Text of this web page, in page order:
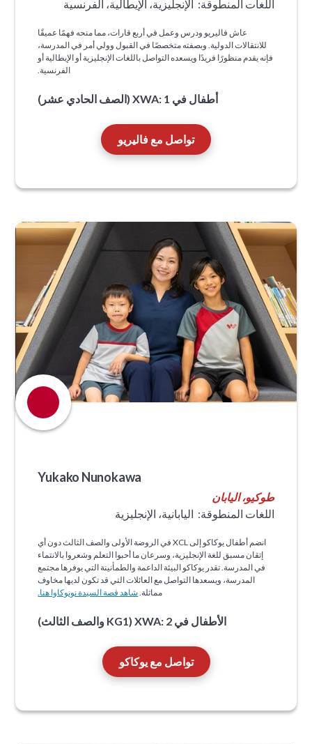
اللغات المنطوقة: الإنجليزية، الإيطالية، الفرنسية
عاش فاليريو ودرس وعمل في أربع قارات، مما منحه فهمًا عميقًا
للانتقالات الدولية. وبصفته متخصصًا في القبول وولي أمر في المدرسة،
فإنه يقدم منظورًا فريدًا ويسعده التواصل باللغات الإنجليزية أو الإيطالية أو
الفرنسية.
أطفال في XWA: 1 (الصف الحادي عشر)
تواصل مع فاليريو
Yukako Nunokawa
طوكيو، اليابان
اللغات المنطوقة: اليابانية، الإنجليزية
انضم أطفال يوكاكو إلى XCL في الروضة الأولى والصف الثالث دون أي
إتقان مسبق للغة الإنجليزية، وسرعان ما أحبوا التعلم وشعروا بالانتماء
في المدرسة. تقدر يوكاكو البيئة الداعمة والطمأنينة التي يوفرها مجتمع
المدرسة، ويسعدها التواصل مع العائلات التي قد تكون لديها مخاوف
مماثلة. شاهد قصة السيدة نونوكاوا هنا.
الأطفال في XWA: 2 (KG1 والصف الثالث)
تواصل مع يوكاكو